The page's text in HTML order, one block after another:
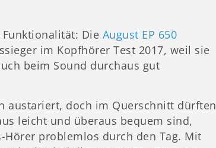
Die August EP 650
im Kopfhörer Test 2017, weil sie
beim Sound durchaus gut
austariert, doch im Querschnitt dürften
leicht und überaus bequem sind,
Hörer problemlos durch den Tag. Mit